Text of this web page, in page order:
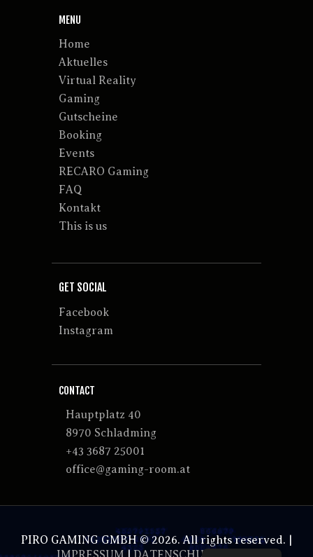
MENU
Home
Aktuelles
Virtual Reality
Gaming
Gutscheine
Booking
Events
RECARO Gaming
FAQ
Kontakt
This is us
GET SOCIAL
Facebook
Instagram
CONTACT
Hauptplatz 40
8970 Schladming
+43 3687 25001
office@gaming-room.at
PIRO GAMING GMBH © 2026. All rights reserved. |